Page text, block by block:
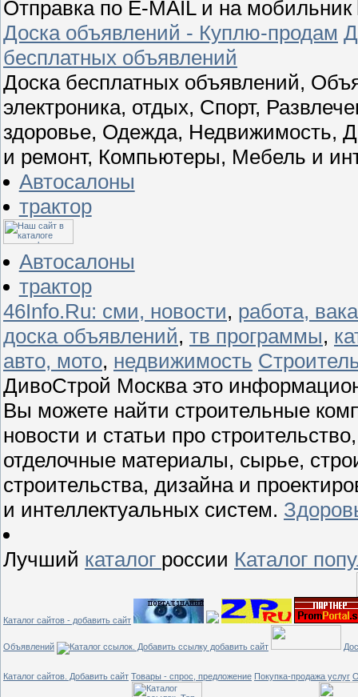
Отправка по E-MAIL и на мобильник
Доска объявлений - Куплю-продам
бесплатных объявлений
Доска бесплатных объявлений,
электроника, отдых, Спорт,
здоровье, Одежда, Недвижимость,
и ремонт, Компьютеры, Мебель и
Автосалоны
трактор
Автосалоны
трактор
46Info.Ru: сми, новости, работа,
доска объявлений, тв программы,
авто, мото, недвижимость
ДивоСтрой Москва это
Вы можете найти строительные
новости и статьи про
отделочные материалы, сырье,
строительства, дизайна и
и интеллектуальных систем.
Лучший каталог россии Каталог
Каталог сайтов - добавить сайт
Объявлений
Каталог сайтов. Добавить сайт Товары - спрос, предложение Покупка-продажа услуг